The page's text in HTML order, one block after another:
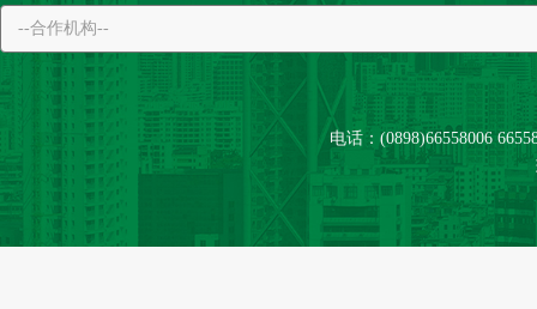
电话：(0898)66558006